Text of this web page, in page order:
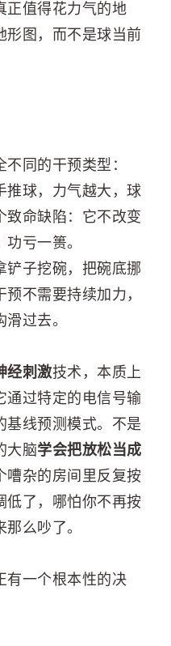
正值得花力气的地
形图，而不是球当前
同的干预类型：
推球，力气越大，球
致命缺陷：它不改变
亏一篑。
铲子挖碗，把碗底挪
不需要持续加力，
过去。
经刺激技术，本质上
通过特定的电信号输
基线预测模式。不是
大脑学会把放松当成
嘈杂的房间里反复按
低了，哪怕你不再按
么吵了。
有一个根本性的决